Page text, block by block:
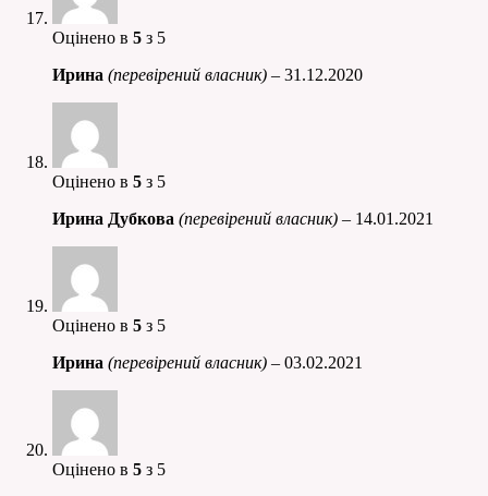
Оцінено в 5 з 5
Ирина (перевірений власник) – 31.12.2020
Оцінено в 5 з 5
Ирина Дубкова (перевірений власник) – 14.01.2021
Оцінено в 5 з 5
Ирина (перевірений власник) – 03.02.2021
Оцінено в 5 з 5